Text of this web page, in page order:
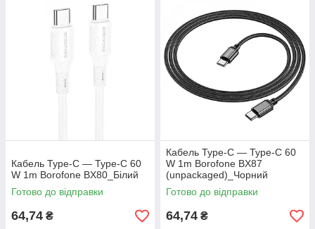
Кабель Type-C — Type-C 60
W 1m Borofone BX80_Білий
Готово до відправки
64,74 ₴
Кабель Type-C — Type-C 60
W 1m Borofone BX87
(unpackaged)_Чорний
Готово до відправки
64,74 ₴